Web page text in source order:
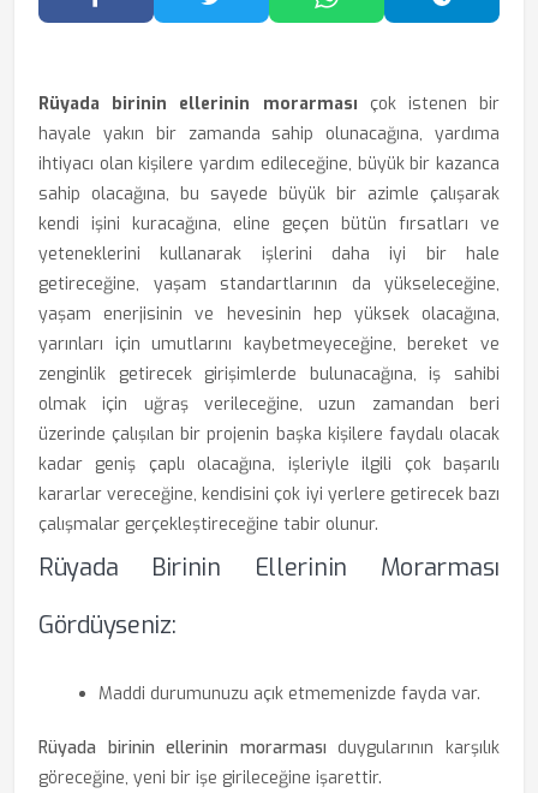
Facebook'ta PaylaşTwitter'da PaylaşWhatsApp'ta Paylaş
Rüyada birinin ellerinin morarması çok istenen bir
hayale yakın bir zamanda sahip olunacağına, yardıma
ihtiyacı olan kişilere yardım edileceğine, büyük bir kazanca
sahip olacağına, bu sayede büyük bir azimle çalışarak
kendi işini kuracağına, eline geçen bütün fırsatları ve
yeteneklerini kullanarak işlerini daha iyi bir hale
getireceğine, yaşam standartlarının da yükseleceğine,
yaşam enerjisinin ve hevesinin hep yüksek olacağına,
yarınları için umutlarını kaybetmeyeceğine, bereket ve
zenginlik getirecek girişimlerde bulunacağına, iş sahibi
olmak için uğraş verileceğine, uzun zamandan beri
üzerinde çalışılan bir projenin başka kişilere faydalı olacak
kadar geniş çaplı olacağına, işleriyle ilgili çok başarılı
kararlar vereceğine, kendisini çok iyi yerlere getirecek bazı
çalışmalar gerçekleştireceğine tabir olunur.
Rüyada Birinin Ellerinin Morarması
Gördüyseniz:
Maddi durumunuzu açık etmemenizde fayda var.
Rüyada birinin ellerinin morarması duygularının karşılık
göreceğine, yeni bir işe girileceğine işarettir.